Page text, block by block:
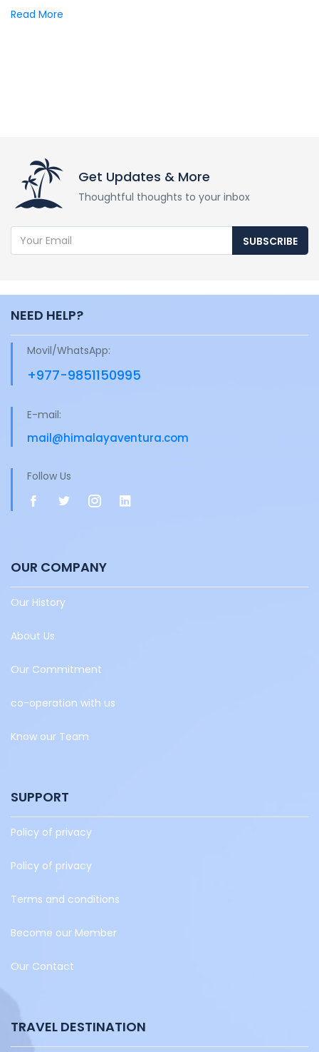
Read More
Get Updates & More
Thoughtful thoughts to your inbox
SUBSCRIBE
NEED HELP?
Movil/WhatsApp:
+977-9851150995
E-mail:
mail@himalayaventura.com
Follow Us
OUR COMPANY
Our History
About Us
Our Commitment
co-operation with us
Know our Team
SUPPORT
Policy of privacy
Policy of privacy
Terms and conditions
Become our Member
Our Contact
TRAVEL DESTINATION